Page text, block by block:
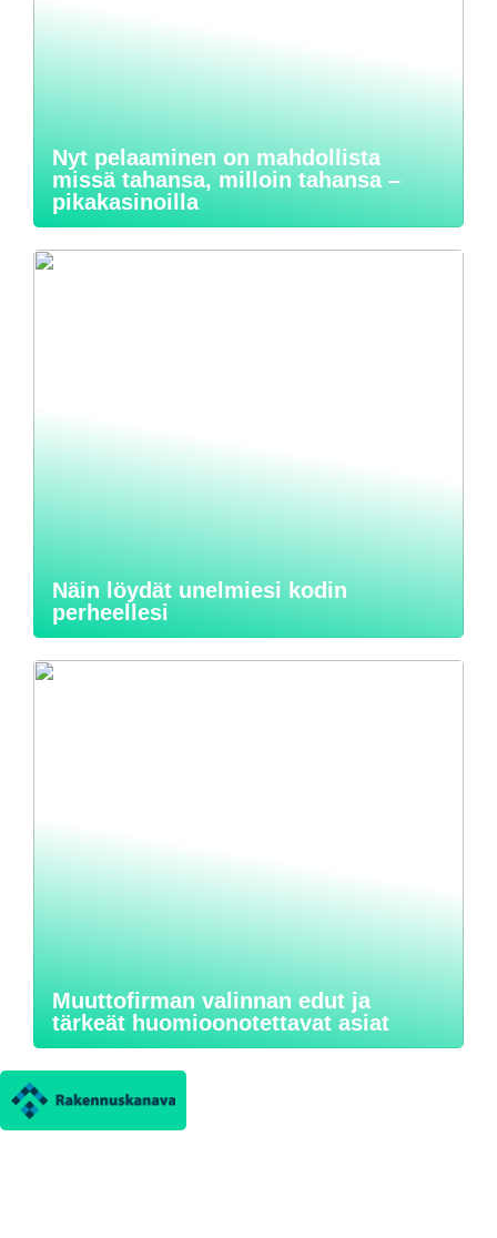
Nyt pelaaminen on mahdollista
missä tahansa, milloin tahansa –
pikakasinoilla
Näin löydät unelmiesi kodin
perheellesi
Muuttofirman valinnan edut ja
tärkeät huomioonotettavat asiat